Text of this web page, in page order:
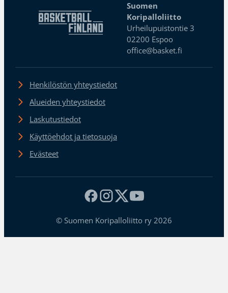
Suomen
Koripalloliitto
Urheilupuistontie 3
02200 Espoo
office@basket.fi
Henkilöstön yhteystiedot
Alueiden yhteystiedot
Laskutustiedot
Käyttöehdot ja tietosuoja
Evästeet
© Suomen Koripalloliitto ry 2026